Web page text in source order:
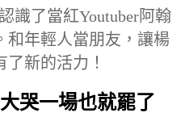
識了當紅Youtuber阿翰
和年輕人當朋友，讓楊
新的活力！
哭一場也就罷了